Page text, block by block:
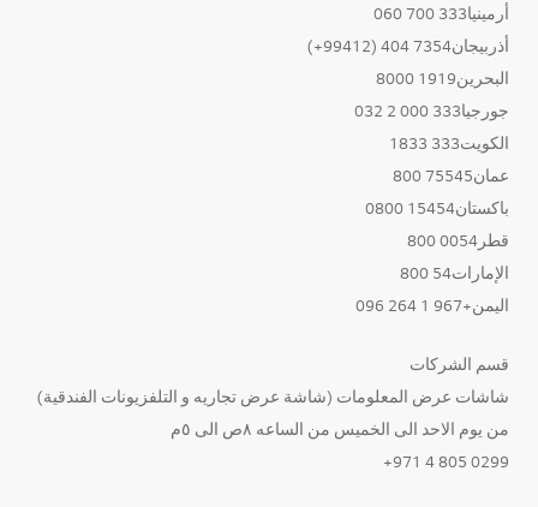
أرمينيا333 700 060
أذربيجان7354 404 (99412+)
البحرين1919 8000
جورجيا333 000 2 032
الكويت333 1833
عمان75545 800
باكستان15454 0800
قطر0054 800
الإمارات54 800
اليمن+967 1 264 096
قسم الشركات
شاشات عرض المعلومات (شاشة عرض تجاريه و التلفزيونات الفندقية)
من يوم الاحد الى الخميس من الساعه ٨ص الى ٥م
0299 805 4 971+